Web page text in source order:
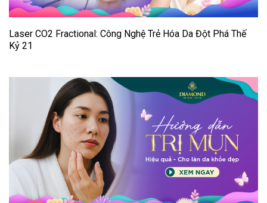
Laser CO2 Fractional: Công Nghệ Trẻ Hóa Da Đột Phá Thế
Kỷ 21